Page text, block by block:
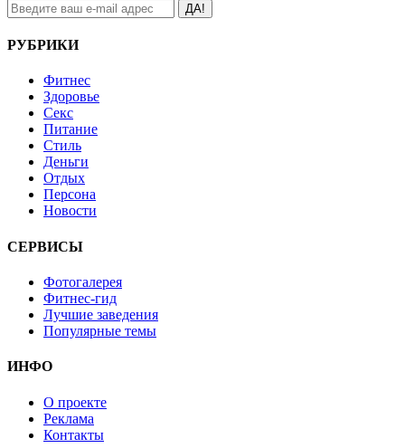
ДА!
РУБРИКИ
Фитнес
Здоровье
Секс
Питание
Стиль
Деньги
Отдых
Персона
Новости
СЕРВИСЫ
Фотогалерея
Фитнес-гид
Лучшие заведения
Популярные темы
ИНФО
О проекте
Реклама
Контакты